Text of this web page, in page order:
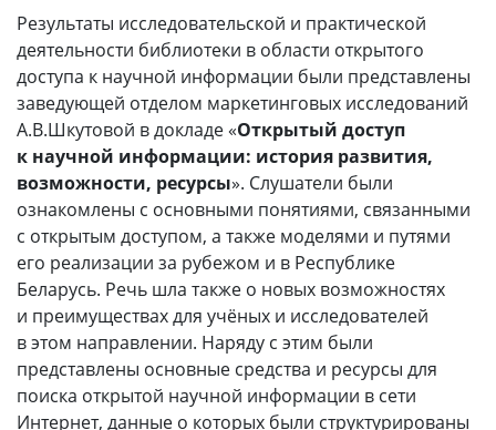
Результаты исследовательской и практической
деятельности библиотеки в области открытого
доступа к научной информации были представлены
заведующей отделом маркетинговых исследований
А.В.Шкутовой в докладе «Открытый доступ
к научной информации: история развития,
возможности, ресурсы». Слушатели были
ознакомлены с основными понятиями, связанными
с открытым доступом, а также моделями и путями
его реализации за рубежом и в Республике
Беларусь. Речь шла также о новых возможностях
и преимуществах для учёных и исследователей
в этом направлении. Наряду с этим были
представлены основные средства и ресурсы для
поиска открытой научной информации в сети
Интернет, данные о которых были структурированы